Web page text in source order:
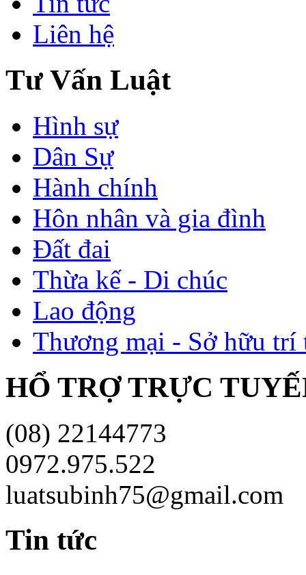
Liên hệ
Tư Vấn Luật
Hình sự
Dân Sự
Hành chính
Hôn nhân và gia đình
Đất đai
Thừa kế - Di chúc
Lao động
Thương mại - Sở hữu trí
HỔ TRỢ TRỰC
(08) 22144773
0972.975.522
luatsubinh75@gmail.com
Tin tức